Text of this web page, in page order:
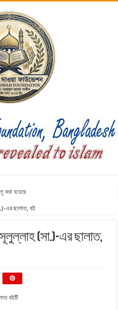
করা হয়েছে
এর ছালাত, বই
(সা.)-এর ছালাত,
বইটি